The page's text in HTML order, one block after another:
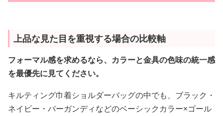
上品な見た目を重視する場合の比較軸
フォーマル感を求めるなら、カラーと金具の色味の統一感
を最優先に見てください。
キルティング巾着ショルダーバッグの中でも、ブラック・
ネイビー・バーガンディなどのベーシックカラー×ゴール